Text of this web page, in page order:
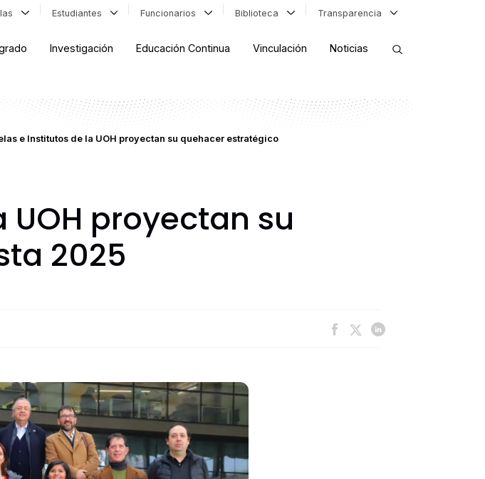
Estudiantes Funcionarios Biblioteca Transparencia
Investigación Educación Continua Vinculación Noticias
e Institutos de la UOH proyectan su quehacer estratégico
proyectan su
2025